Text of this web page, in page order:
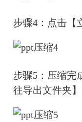
步骤4：点击【
步骤5：压缩完
往导出文件夹】